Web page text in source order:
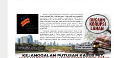
Komplek Bumi Asri Medan